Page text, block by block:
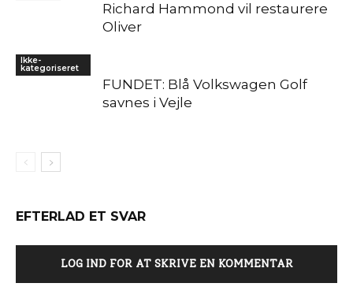
Richard Hammond vil restaurere
Oliver
Ikke-
kategoriseret
FUNDET: Blå Volkswagen Golf
savnes i Vejle
EFTERLAD ET SVAR
LOG IND FOR AT SKRIVE EN KOMMENTAR